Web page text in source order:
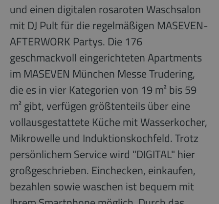
und einen digitalen rosaroten Waschsalon
mit DJ Pult für die regelmäßigen MASEVEN-
AFTERWORK Partys. Die 176
geschmackvoll eingerichteten Apartments
im MASEVEN München Messe Trudering,
die es in vier Kategorien von 19 m² bis 59
m² gibt, verfügen größtenteils über eine
vollausgestattete Küche mit Wasserkocher,
Mikrowelle und Induktionskochfeld. Trotz
persönlichem Service wird "DIGITAL" hier
großgeschrieben. Einchecken, einkaufen,
bezahlen sowie waschen ist bequem mit